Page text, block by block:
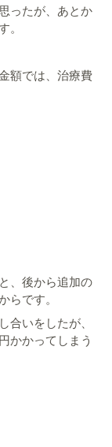
ったが、あとか
額では、治療費
、後から追加の
です。
いをしたが、
かかってしまう